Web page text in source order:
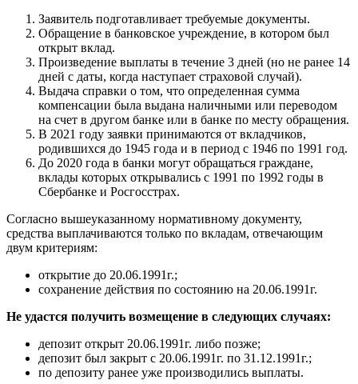
Заявитель подготавливает требуемые документы.
Обращение в банковское учреждение, в котором был
открыт вклад.
Произведение выплаты в течение 3 дней (но не ранее 14
дней с даты, когда наступает страховой случай).
Выдача справки о том, что определенная сумма
компенсации была выдана наличными или переводом
на счет в другом банке или в банке по месту обращения.
В 2021 году заявки принимаются от вкладчиков,
родившихся до 1945 года и в период с 1946 по 1991 год.
До 2020 года в банки могут обращаться граждане,
вклады которых открывались с 1991 по 1992 годы в
Сбербанке и Росгосстрах.
Согласно вышеуказанному нормативному документу,
средства выплачиваются только по вкладам, отвечающим
двум критериям:
открытие до 20.06.1991г.;
сохранение действия по состоянию на 20.06.1991г.
Не удастся получить возмещение в следующих случаях:
депозит открыт 20.06.1991г. либо позже;
депозит был закрыт с 20.06.1991г. по 31.12.1991г.;
по депозиту ранее уже производились выплаты.